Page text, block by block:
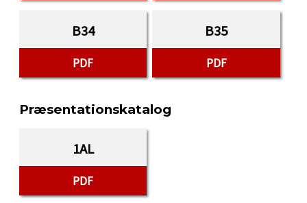
B34
PDF
B35
PDF
Præsentationskatalog
1AL
PDF